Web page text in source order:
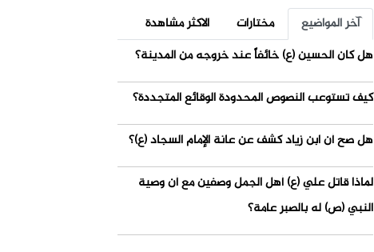
آخر المواضيع مختارات
الاكثر مشاهدة
هل كان الحسين (ع) خائفاً عند خروجه من المدينة؟
كيف تستوعب النصوص المحدودة الوقائع المتجددة؟
هل صح أن ابن زياد كشف عن عانة الإمام السجاد (ع)؟
لماذا قاتل علي (ع) أهل الجمل وصفين مع أن وصية
النبي (ص) له بالصبر عامة؟